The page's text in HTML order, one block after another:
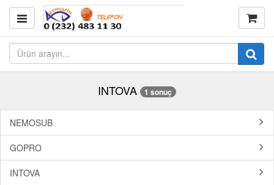
INTOVA 1 sonuç
NEMOSUB
GOPRO
INTOVA